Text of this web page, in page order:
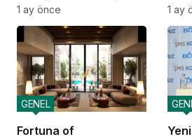
1 ay önce 1 ay
Fortuna of
GENEL